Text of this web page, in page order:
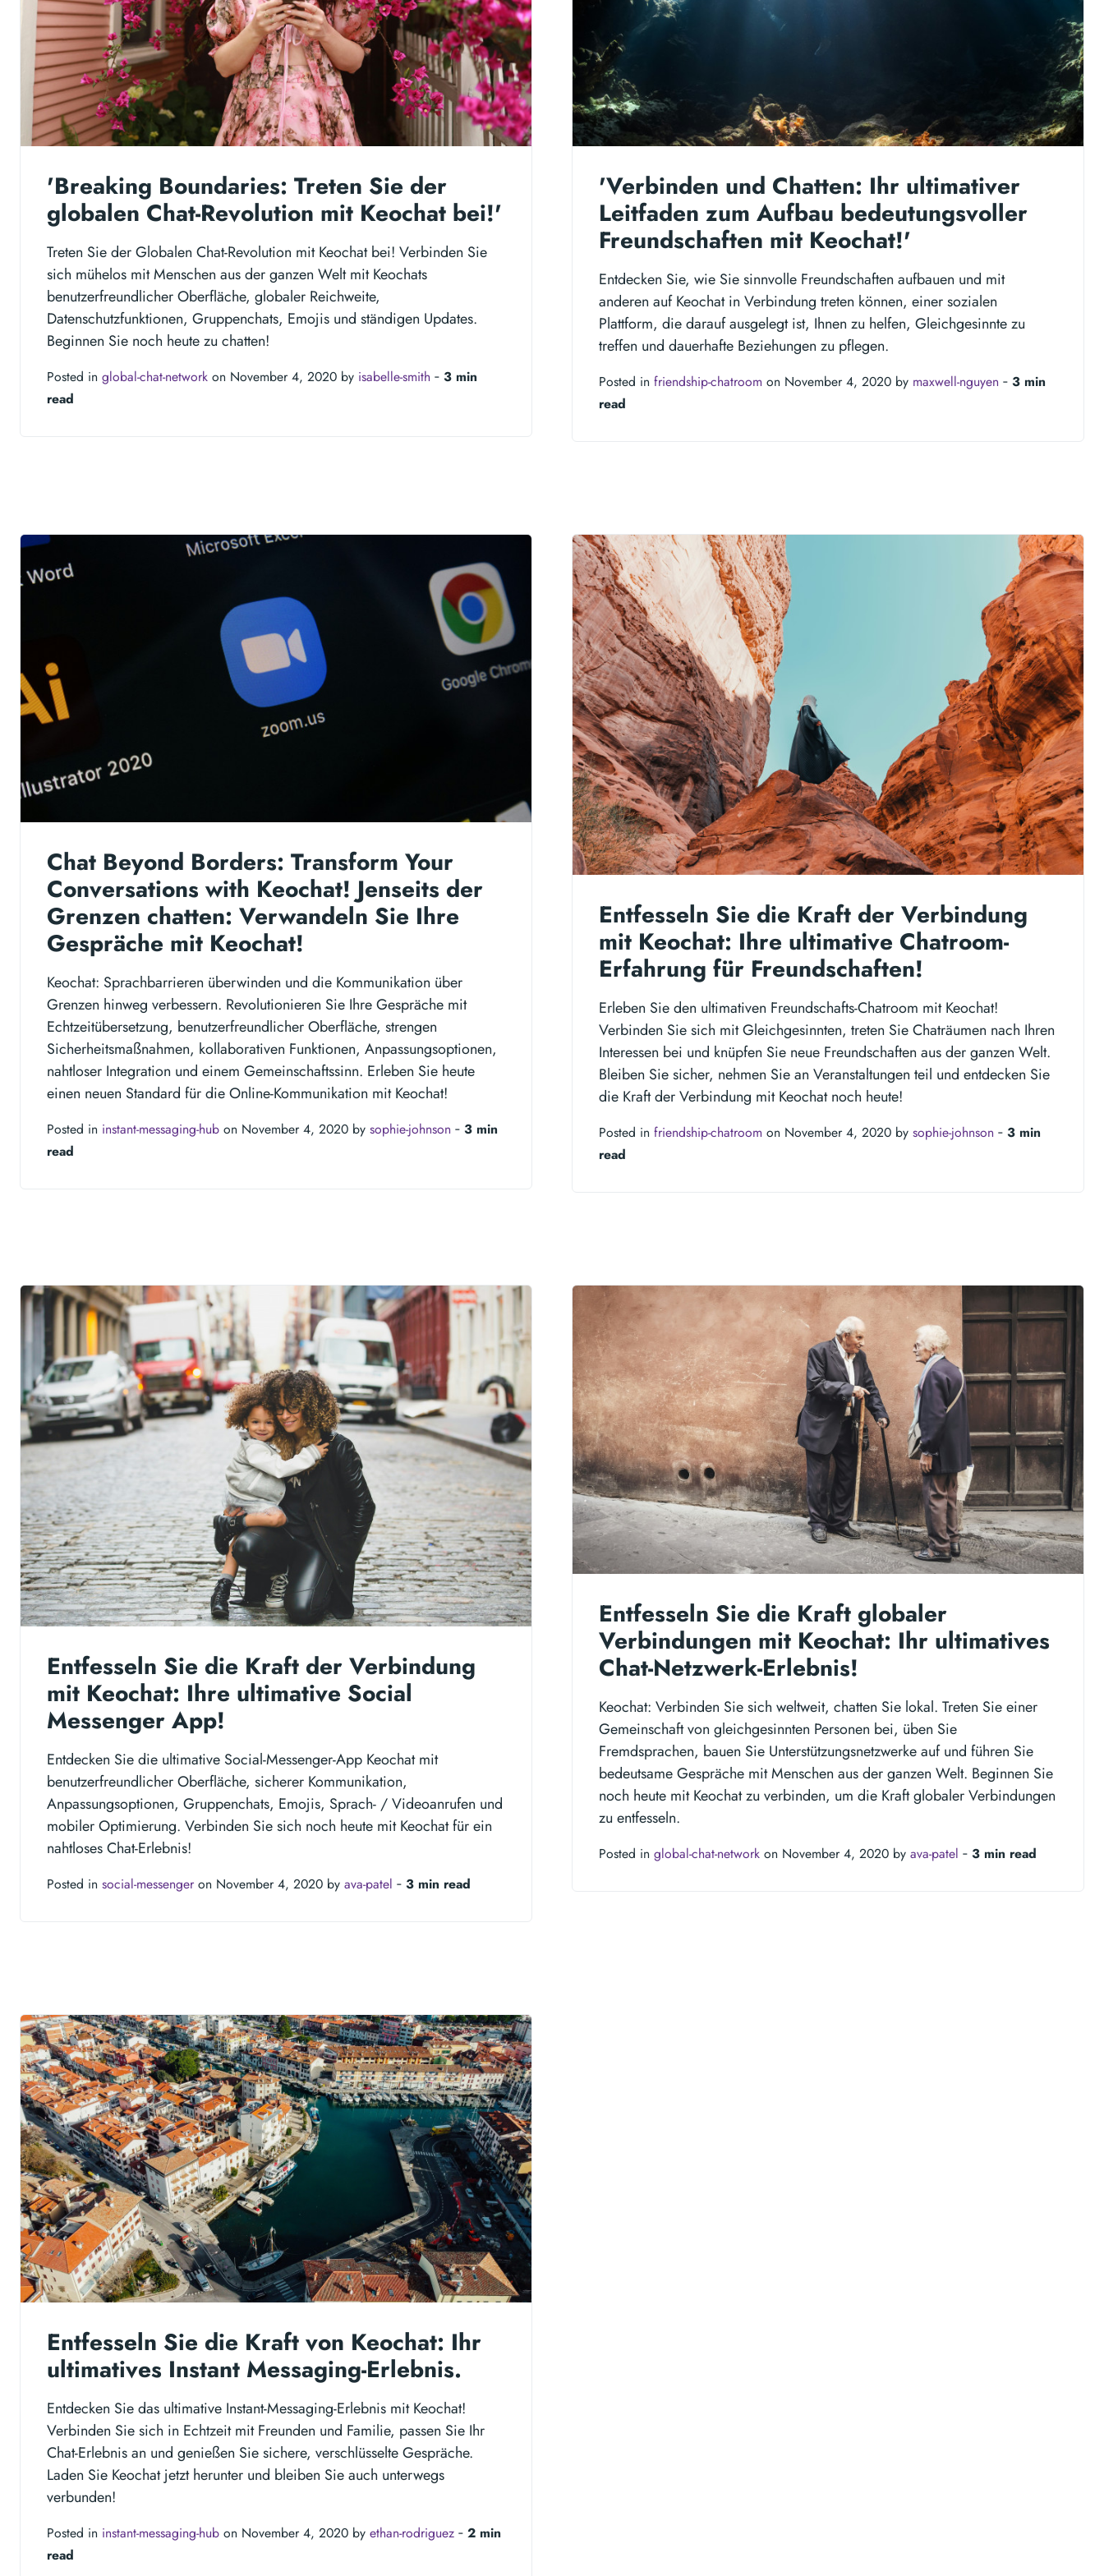
'Breaking Boundaries: Treten Sie der
globalen Chat-Revolution mit Keochat bei!'
Treten Sie der Globalen Chat-Revolution mit Keochat bei! Verbinden Sie
sich mühelos mit Menschen aus der ganzen Welt mit Keochats
benutzerfreundlicher Oberfläche, globaler Reichweite,
Datenschutzfunktionen, Gruppenchats, Emojis und ständigen Updates.
Beginnen Sie noch heute zu chatten!
Posted in global-chat-network on November 4, 2020 by isabelle-smith ‐ 3 min
read
'Verbinden und Chatten: Ihr ultimativer
Leitfaden zum Aufbau bedeutungsvoller
Freundschaften mit Keochat!'
Entdecken Sie, wie Sie sinnvolle Freundschaften aufbauen und mit
anderen auf Keochat in Verbindung treten können, einer sozialen
Plattform, die darauf ausgelegt ist, Ihnen zu helfen, Gleichgesinnte zu
treffen und dauerhafte Beziehungen zu pflegen.
Posted in friendship-chatroom on November 4, 2020 by maxwell-nguyen ‐ 3 min
read
Chat Beyond Borders: Transform Your
Conversations with Keochat! Jenseits der
Grenzen chatten: Verwandeln Sie Ihre
Gespräche mit Keochat!
Keochat: Sprachbarrieren überwinden und die Kommunikation über
Grenzen hinweg verbessern. Revolutionieren Sie Ihre Gespräche mit
Echtzeitübersetzung, benutzerfreundlicher Oberfläche, strengen
Sicherheitsmaßnahmen, kollaborativen Funktionen, Anpassungsoptionen,
nahtloser Integration und einem Gemeinschaftssinn. Erleben Sie heute
einen neuen Standard für die Online-Kommunikation mit Keochat!
Posted in instant-messaging-hub on November 4, 2020 by sophie-johnson ‐ 3 min
read
Entfesseln Sie die Kraft der Verbindung
mit Keochat: Ihre ultimative Chatroom-
Erfahrung für Freundschaften!
Erleben Sie den ultimativen Freundschafts-Chatroom mit Keochat!
Verbinden Sie sich mit Gleichgesinnten, treten Sie Chaträumen nach Ihren
Interessen bei und knüpfen Sie neue Freundschaften aus der ganzen Welt.
Bleiben Sie sicher, nehmen Sie an Veranstaltungen teil und entdecken Sie
die Kraft der Verbindung mit Keochat noch heute!
Posted in friendship-chatroom on November 4, 2020 by sophie-johnson ‐ 3 min
read
Entfesseln Sie die Kraft der Verbindung
mit Keochat: Ihre ultimative Social
Messenger App!
Entdecken Sie die ultimative Social-Messenger-App Keochat mit
benutzerfreundlicher Oberfläche, sicherer Kommunikation,
Anpassungsoptionen, Gruppenchats, Emojis, Sprach- / Videoanrufen und
mobiler Optimierung. Verbinden Sie sich noch heute mit Keochat für ein
nahtloses Chat-Erlebnis!
Posted in social-messenger on November 4, 2020 by ava-patel ‐ 3 min read
Entfesseln Sie die Kraft globaler
Verbindungen mit Keochat: Ihr ultimatives
Chat-Netzwerk-Erlebnis!
Keochat: Verbinden Sie sich weltweit, chatten Sie lokal. Treten Sie einer
Gemeinschaft von gleichgesinnten Personen bei, üben Sie
Fremdsprachen, bauen Sie Unterstützungsnetzwerke auf und führen Sie
bedeutsame Gespräche mit Menschen aus der ganzen Welt. Beginnen Sie
noch heute mit Keochat zu verbinden, um die Kraft globaler Verbindungen
zu entfesseln.
Posted in global-chat-network on November 4, 2020 by ava-patel ‐ 3 min read
Entfesseln Sie die Kraft von Keochat: Ihr
ultimatives Instant Messaging-Erlebnis.
Entdecken Sie das ultimative Instant-Messaging-Erlebnis mit Keochat!
Verbinden Sie sich in Echtzeit mit Freunden und Familie, passen Sie Ihr
Chat-Erlebnis an und genießen Sie sichere, verschlüsselte Gespräche.
Laden Sie Keochat jetzt herunter und bleiben Sie auch unterwegs
verbunden!
Posted in instant-messaging-hub on November 4, 2020 by ethan-rodriguez ‐ 2 min
read